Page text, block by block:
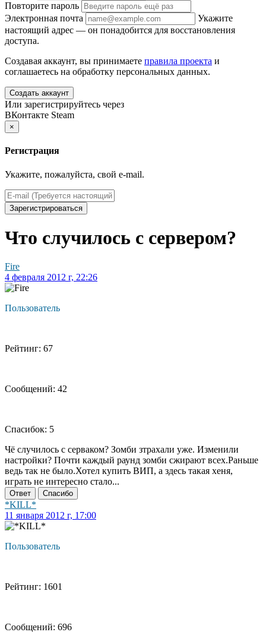
Повторите пароль
Электронная почта
Укажите
настоящий адрес — он понадобится для восстановления
доступа.
Создавая аккаунт, вы принимаете правила проекта и
соглашаетесь на обработку персональных данных.
Создать аккаунт
Или зарегистрируйтесь через
ВКонтакте Steam
×
Регистрация
Укажите, пожалуйста, свой e-mail.
Зарегистрироваться
Что случилось с сервером?
Fire
4 февраля 2012 г, 22:26
Пользователь
Рейтинг: 67
Сообщений: 42
Спасибок: 5
Чё случилось с серваком? Зомби зтрахали уже. Изменили
настройки? Почти каждый раунд зомби сжирают всех.Раньше
ведь так не было.Хотел купить ВИП, а здесь такая хеня,
играть не интересно стало...
Ответ Спасибо
*KILL*
11 января 2012 г, 17:00
Пользователь
Рейтинг: 1601
Сообщений: 696